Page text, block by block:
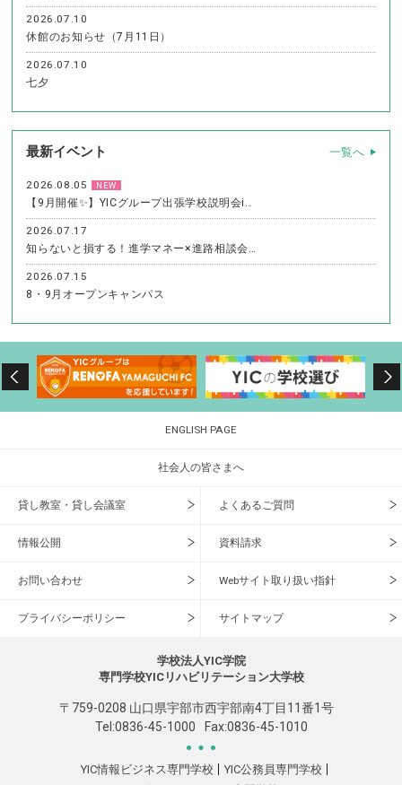
2026.07.10
休館のお知らせ（7月11日）
2026.07.10
七夕
最新イベント 一覧へ
2026.08.05 NEW
【9月開催✨】YICグループ出張学校説明会i…
2026.07.17
知らないと損する！進学マネー×進路相談会…
2026.07.15
8・9月オープンキャンパス
ENGLISH PAGE
社会人の皆さまへ
貸し教室・貸し会議室 よくあるご質問
情報公開 資料請求
お問い合わせ Webサイト取り扱い指針
プライバシーポリシー サイトマップ
学校法人YIC学院
専門学校YICリハビリテーション大学校
〒759-0208 山口県宇部市西宇部南4丁目11番1号
Tel:0836-45-1000 Fax:0836-45-1010
YIC情報ビジネス専門学校
YIC公務員専門学校